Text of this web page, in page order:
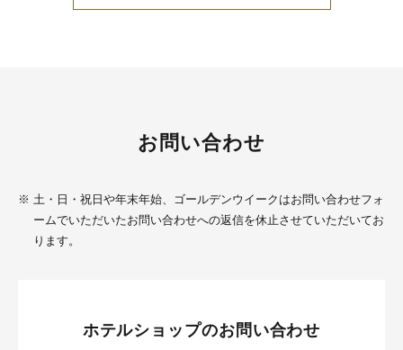
お問い合わせ
※ 土・日・祝日や年末年始、ゴールデンウイークはお問い合わせフォ
ームでいただいたお問い合わせへの返信を休止させていただいてお
ります。
ホテルショップのお問い合わせ